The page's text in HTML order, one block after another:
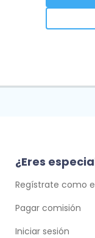
¿Eres
Regístrate como
Pagar comisión
Iniciar sesión